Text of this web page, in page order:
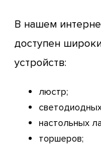
В нашем
доступен
устройств:
люстр;
настольных
торшеров;